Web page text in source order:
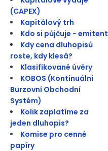
(CAPEX)
Kapitálový trh
Kdo si půjčuje - emitent
Kdy cena dluhopisů
roste, kdy klesá?
Klasifikované úvěry
KOBOS (Kontinuální
Burzovní Obchodní
Systém)
Kolik zaplatíme za
jeden dluhopis?
Komise pro cenné
papíry